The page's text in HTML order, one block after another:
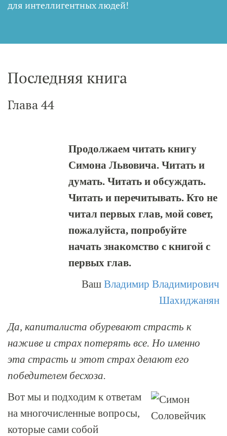
для интеллигентных людей!
Последняя книга
Глава 44
Продолжаем читать книгу
Симона Львовича. Читать и
думать. Читать и обсуждать.
Читать и перечитывать. Кто не
читал первых глав, мой совет,
пожалуйста, попробуйте
начать знакомство с книгой с
первых глав.
Ваш Владимир Владимирович
Шахиджанян
Да, капиталиста обуревают страсть к
наживе и страх потерять все. Но именно
эта страсть и этот страх делают его
победителем бесхоза.
Вот мы и подходим к ответам
на многочисленные вопросы,
которые сами собой